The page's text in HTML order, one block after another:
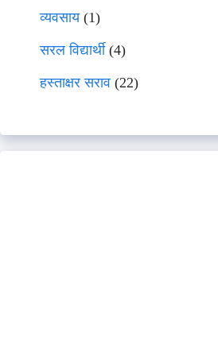
व्यवसाय(1)
सरल विद्यार्थी(4)
हस्ताक्षर सराव (22)